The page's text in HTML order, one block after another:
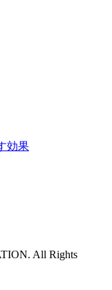
効果
All Rights